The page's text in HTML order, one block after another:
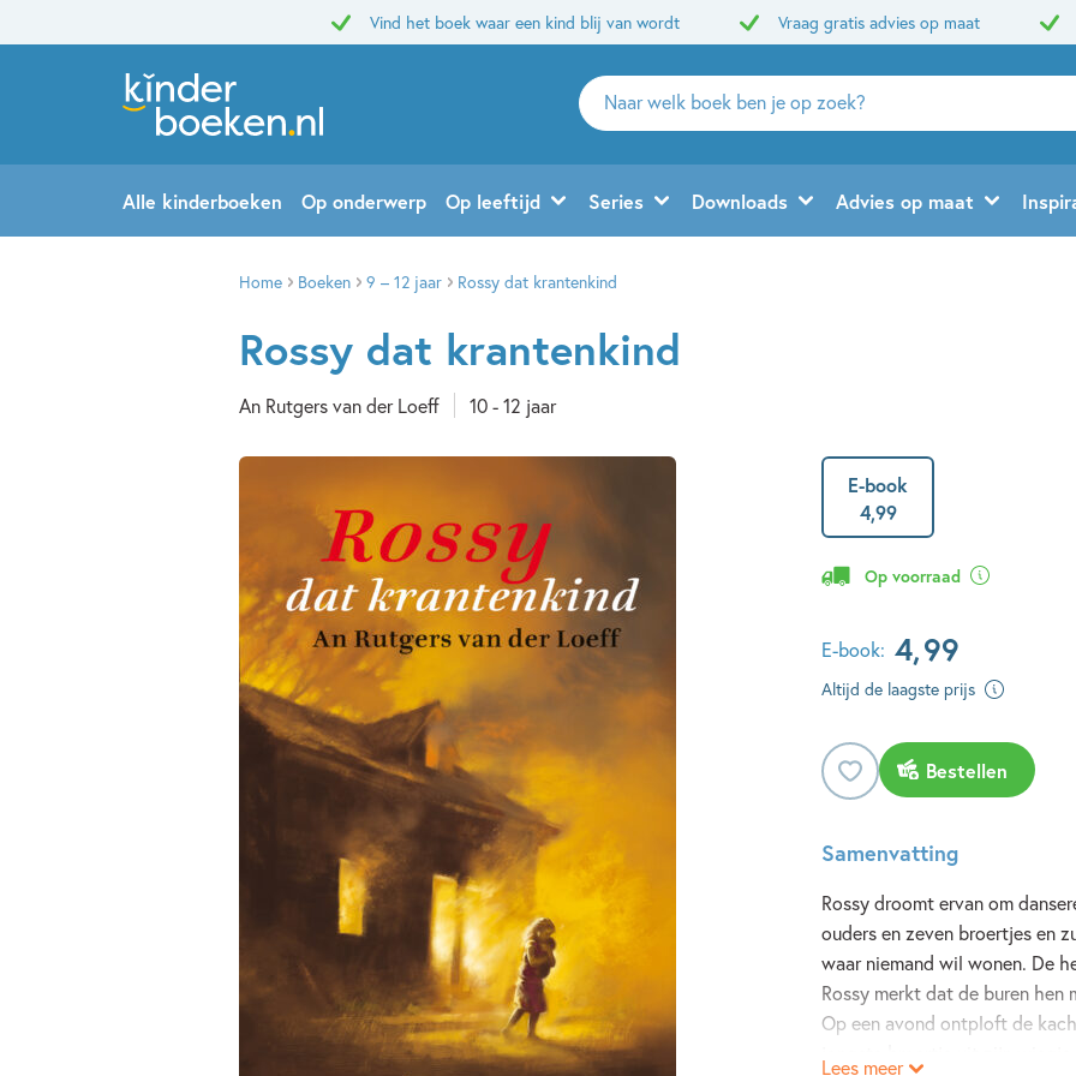
Vind het boek waar een kind blij van wordt Vraag gratis advies op maat
Zoeken
naar
en
uitgevers
Alle kinderboeken Op onderwerp Op leeftijd Series Downloads Advies op maat
Home Boeken 9 – 12 jaar Rossy dat krantenkind
Rossy dat krantenkind
An Rutgers van der Loeff 10 - 12 jaar
E-book
4,99
Op voorraad
E-book: 4,99
Altijd de laagste prijs
Bestellen
Samenvatting
Rossy droomt ervan om
ouders en zeven broertjes en
waar niemand wil wonen. De
Rossy merkt dat de buren hen
Op een avond ontploft de
Lees meer